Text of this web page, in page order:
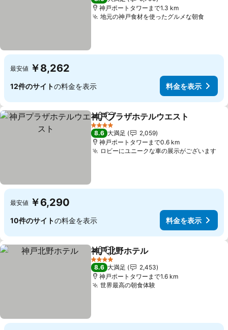
神戸ポートタワーまで1.3 km
地元の神戸食材を使ったグルメな朝食
最安値 ￥8,262
12件のサイトの料金を表示 料金を表示
シェアお気に入りに追加
神戸プラザホテルウエスト
4 ホテルのランク
8.6 大満足
2,059
神戸ポートタワーまで0.6 km
ロビーにユニークな車の展示がございます
最安値 ￥6,290
10件のサイトの料金を表示 料金を表示
シェアお気に入りに追加
神戸北野ホテル
4 ホテルのランク
8.6 大満足
2,453
神戸ポートタワーまで1.6 km
世界最高の朝食体験